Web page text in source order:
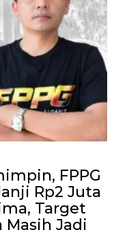
FPPG
Rp2 Juta
Target
Masih Jadi